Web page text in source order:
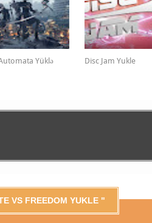
Yüklə Disc Jam Yukle
VS FREEDOM YUKLE "